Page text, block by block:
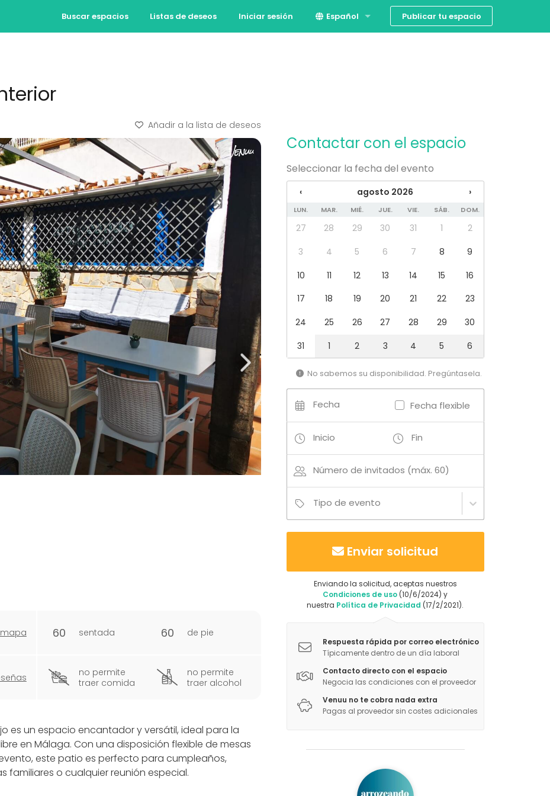
Buscar espacios Listas de deseos Iniciar sesión Español Publicar tu espacio
Añadir a la lista de deseos
60 sentada 60 de pie
no permite
traer comida
no permite
traer alcohol
es un espacio encantador y versátil, ideal para la
en Málaga. Con una disposición flexible de mesas
este patio es perfecto para cumpleaños,
familiares o cualquier reunión especial.
Contactar con el espacio
Seleccionar la fecha del evento
‹ agosto 2026 ›
LUN. MAR. MIÉ. JUE. VIE. SÁB. DOM.
27 28 29 30 31 1
2
3
4 5 6 7 8
9
10
11 12 13 14 15
16
17
18 19 20 21 22
23
24
25 26 27 28 29
30
31
1 2 3 4 5 6
No sabemos su disponibilidad. Pregúntasela.
Fecha Fecha flexible
Inicio Fin
Número de invitados (máx. 60)
Tipo de evento
Enviar solicitud
Enviando la solicitud, aceptas nuestros
Condiciones de uso (10/6/2024) y
nuestra Política de Privacidad (17/2/2021).
Respuesta rápida por correo electrónico
Típicamente dentro de un día laboral
Contacto directo con el espacio
Negocia las condiciones con el proveedor
Venuu no te cobra nada extra
Pagas al proveedor sin costes adicionales